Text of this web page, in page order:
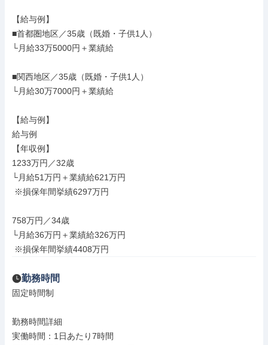
【給与例】
■首都圏地区／35歳（既婚・子供1人）
└月給33万5000円＋業績給
■関西地区／35歳（既婚・子供1人）
└月給30万7000円＋業績給
【給与例】
給与例
【年収例】
1233万円／32歳
└月給51万円＋業績給621万円
758万円／34歳
└月給36万円＋業績給326万円
※損保年間挙績4408万円
勤務時間
固定時間制
勤務時間詳細
実働時間：1日あたり7時間